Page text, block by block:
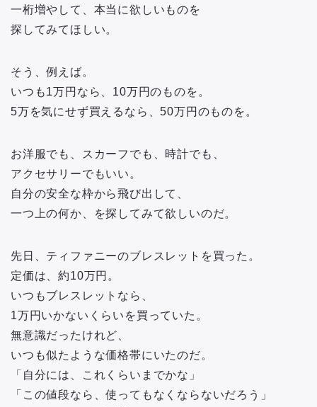
一桁増やして、本当に欲しいものを
探してみてほしい。
そう、例えば。
いつも1万円なら、10万円のものを。
5万を気にせず買えるなら、50万円のものを。
お洋服でも、スカーフでも、時計でも、
アクセサリーでもいい。
自分の安全な枠から飛び出して、
一つ上の何か、を探してみて欲しいのだ。
先日、ティファニーのブレスレットを買った。
定価は、約10万円。
いつもブレスレットなら、
1万円いかないくらいを買っていた。
無意識だったけれど、
いつも似たような価格帯にいたのだ。
「自分には、これくらいまでかな」
「この値段なら、使ってもなくならないだろう」